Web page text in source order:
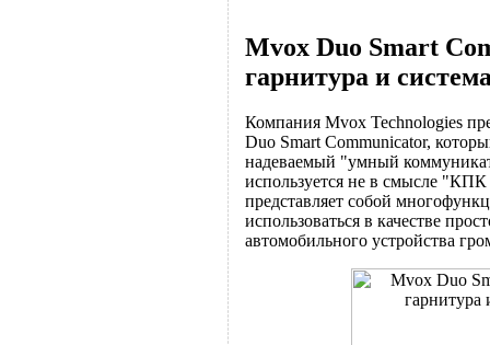
Mvox Duo Smart
гарнитура и
Компания Mvox Technologies
Duo Smart Communicator,
надеваемый "умный
используется не в смысле
представляет собой
использоваться в качестве
автомобильного устройства